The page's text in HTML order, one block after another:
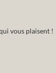
vous plaisent !